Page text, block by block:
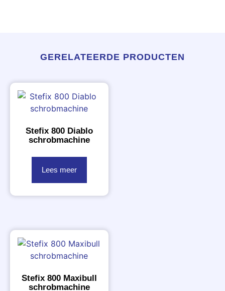
GERELATEERDE PRODUCTEN
Stefix 800 Diablo
schrobmachine
Lees meer
Stefix 800 Maxibull
schrobmachine